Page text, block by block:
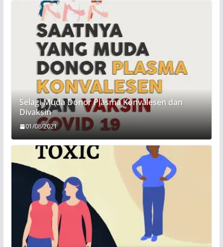
Selagi Muda Donor Plasma Konvalesen dan
Divaksin
01/08/2021